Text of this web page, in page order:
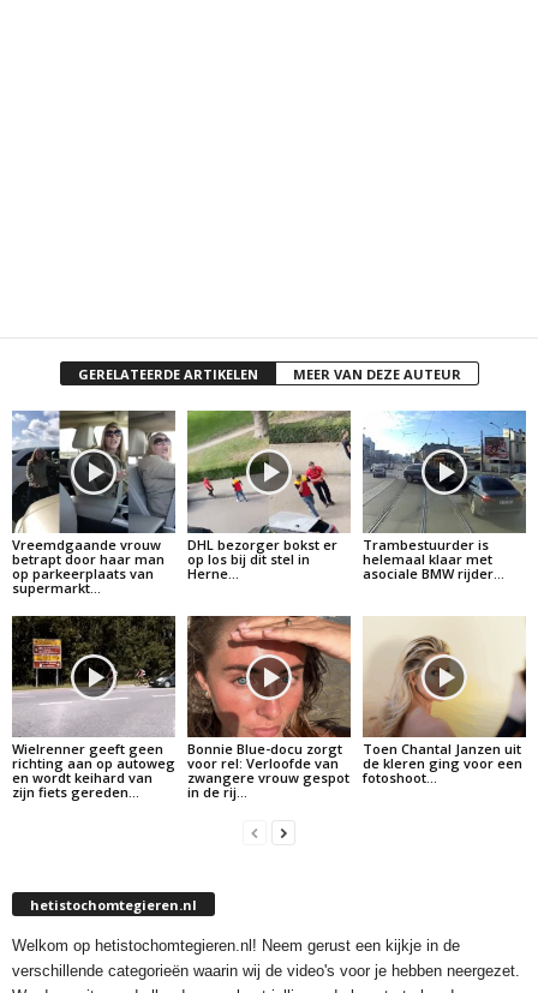
GERELATEERDE ARTIKELEN MEER VAN DEZE AUTEUR
Vreemdgaande vrouw
betrapt door haar man
op parkeerplaats van
supermarkt…
DHL bezorger bokst er
op los bij dit stel in
Herne…
Trambestuurder is
helemaal klaar met
asociale BMW rijder…
Wielrenner geeft geen
richting aan op autoweg
en wordt keihard van
zijn fiets gereden…
Bonnie Blue-docu zorgt
voor rel: Verloofde van
zwangere vrouw gespot
in de rij…
Toen Chantal Janzen uit
de kleren ging voor een
fotoshoot…
hetistochomtegieren.nl
Welkom op hetistochomtegieren.nl! Neem gerust een kijkje in de
verschillende categorieën waarin wij de video's voor je hebben neergezet.